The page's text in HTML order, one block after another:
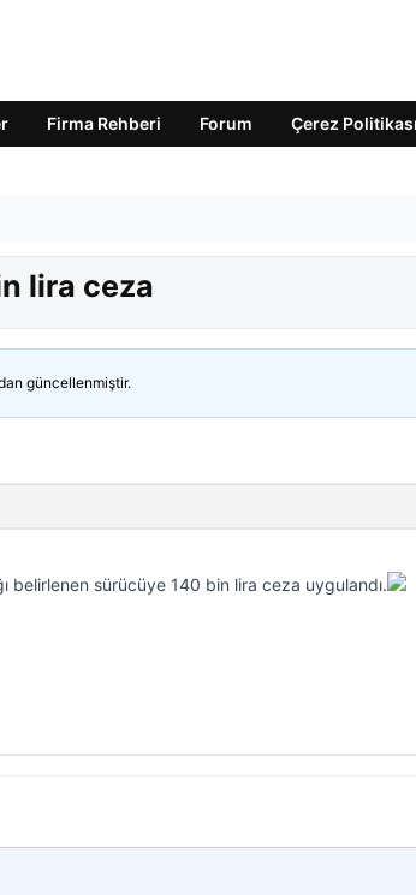
Firma Rehberi Forum Çerez Politikası
lira ceza
güncellenmiştir.
belirlenen sürücüye 140 bin lira ceza uygulandı.